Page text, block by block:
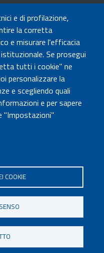
e di profilazione,
la corretta
e misurare l'efficacia
Se prosegui
tutti i cookie" ne
personalizzare la
e scegliendo quali
e per sapere
"Impostazioni"
COOKIE
© 2020